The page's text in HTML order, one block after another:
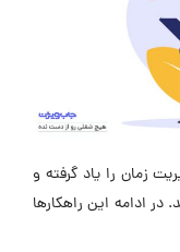
زمان را یاد گرفته و
در ادامه این راهکارها